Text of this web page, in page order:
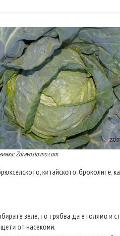
Zdravoslovno.com
китайското, броколите,
зеле, то трябва да е голямо и
от насекоми.